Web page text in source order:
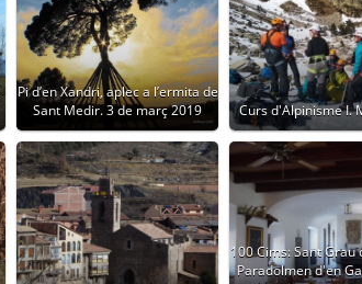
Pi d’en Xandri, aplec a l’ermita de
Sant Medir. 3 de març 2019
Curs d'Alpinisme I.
100 Cims: Sant Grau
Paradolmen d'en